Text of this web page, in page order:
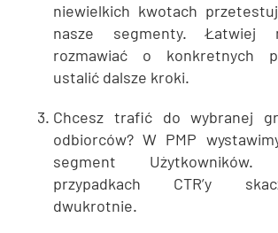
niewielkich kwotach
nasze segmenty. Łatwiej
rozmawiać o konkretnych
ustalić dalsze kroki.
Chcesz trafić do wybranej
odbiorców? W PMP
segment
przypadkach CTR’y
dwukrotnie.